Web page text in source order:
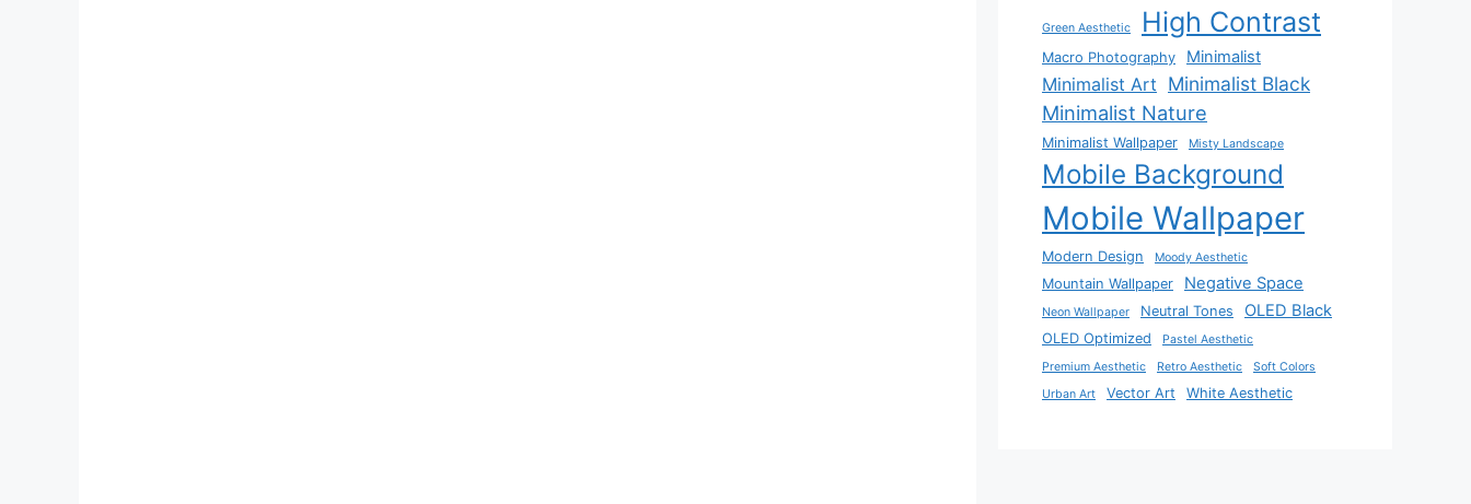
Green Aesthetic High Contrast
Macro Photography Minimalist
Minimalist Art Minimalist Black
Minimalist Nature
Minimalist Wallpaper Misty Landscape
Mobile Background
Mobile Wallpaper
Modern Design Moody Aesthetic
Mountain Wallpaper Negative Space
Neon Wallpaper Neutral Tones OLED Black
OLED Optimized
Pastel Aesthetic
Premium Aesthetic
Retro Aesthetic
Soft Colors
Urban Art
Vector Art White Aesthetic